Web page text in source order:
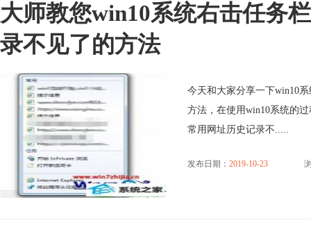
大师教您win10系统右击任务
录不见了的方法
今天和大家分享一下win10
方法，在使用win10系统的
常用网址历史记录不.....
发布日期： 2019-10-23